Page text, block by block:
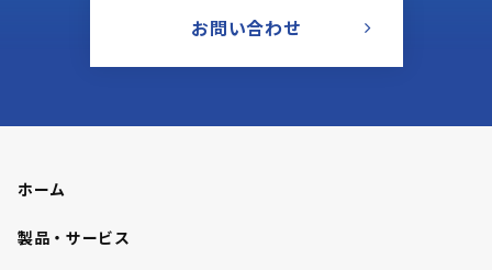
お問い合わせ
ホーム
製品・サービス